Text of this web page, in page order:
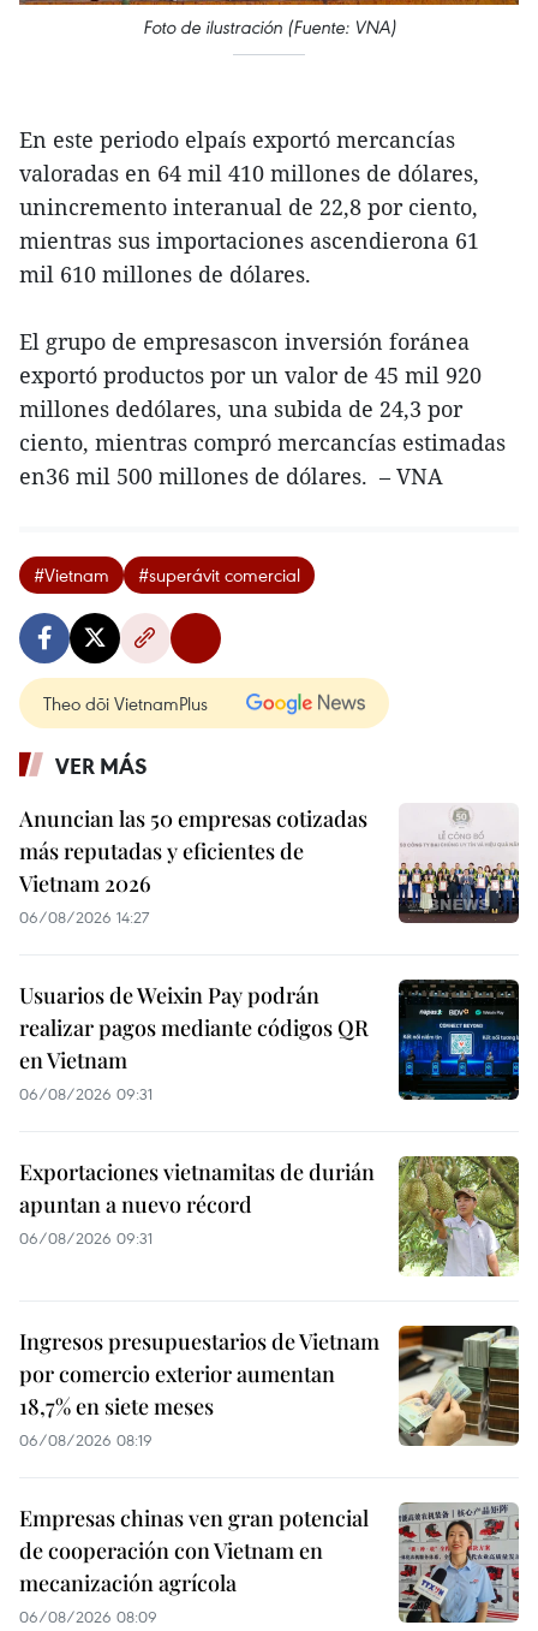
Foto de ilustración (Fuente: VNA)
En este periodo elpaís exportó mercancías
valoradas en 64 mil 410 millones de dólares,
unincremento interanual de 22,8 por ciento,
mientras sus importaciones ascendierona 61
mil 610 millones de dólares.
El grupo de empresascon inversión foránea
exportó productos por un valor de 45 mil 920
millones dedólares, una subida de 24,3 por
ciento, mientras compró mercancías estimadas
en36 mil 500 millones de dólares. – VNA
#Vietnam #superávit comercial
Theo dõi VietnamPlus
VER MÁS
Anuncian las 50 empresas cotizadas
más reputadas y eficientes de
Vietnam 2026
06/08/2026 14:27
Usuarios de Weixin Pay podrán
realizar pagos mediante códigos QR
en Vietnam
06/08/2026 09:31
Exportaciones vietnamitas de durián
apuntan a nuevo récord
06/08/2026 09:31
Ingresos presupuestarios de Vietnam
por comercio exterior aumentan
18,7% en siete meses
06/08/2026 08:19
Empresas chinas ven gran potencial
de cooperación con Vietnam en
mecanización agrícola
06/08/2026 08:09